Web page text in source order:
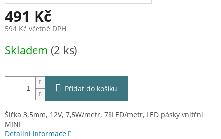
491 Kč
594 Kč včetně DPH
cena:
Skladem (2 ks)
Přidat do košíku
Šířka 3,5mm, 12V, 7,5W/metr, 78LED/metr, LED pásky vnitřní
MINI
Detailní informace